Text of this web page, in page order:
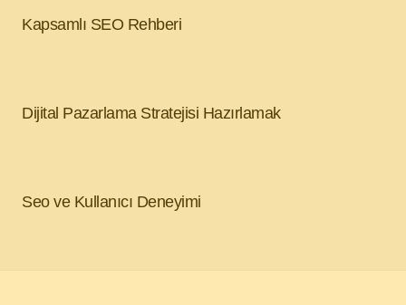
Kapsamlı SEO Rehberi
Dijital Pazarlama Stratejisi Hazırlamak
Seo ve Kullanıcı Deneyimi